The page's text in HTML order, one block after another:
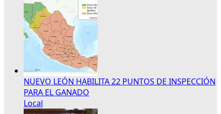
NUEVO LEÓN HABILITA 22 PUNTOS DE INSPECCIÓN
PARA EL GANADO
Local